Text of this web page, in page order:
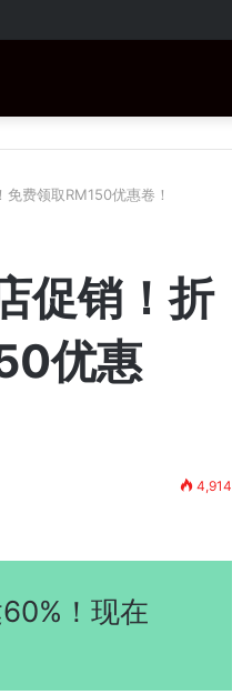
品！
费领取RM150优惠卷！
促销！折
优惠
4,914
！现在